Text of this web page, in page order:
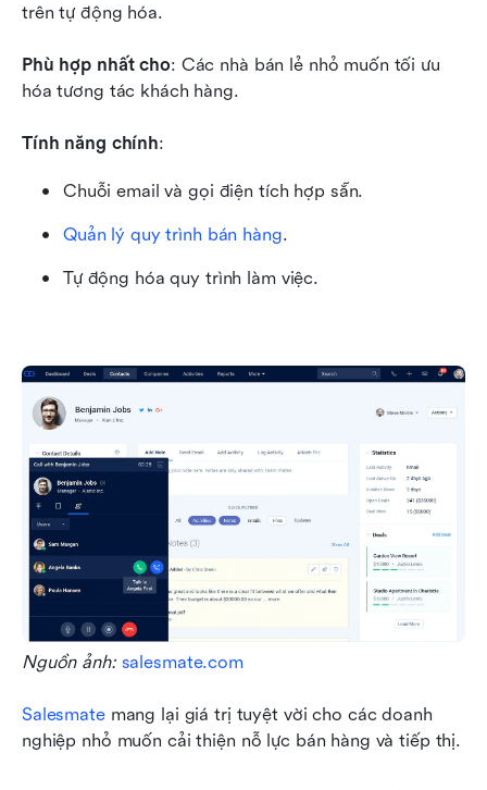
trên tự động hóa.
Phù hợp nhất cho: Các nhà bán lẻ nhỏ muốn tối ưu
hóa tương tác khách hàng.
Tính năng chính:
Chuỗi email và gọi điện tích hợp sẵn.
Quản lý quy trình bán hàng.
Tự động hóa quy trình làm việc.
Nguồn ảnh: salesmate.com
Salesmate mang lại giá trị tuyệt vời cho các doanh
nghiệp nhỏ muốn cải thiện nỗ lực bán hàng và tiếp thị.